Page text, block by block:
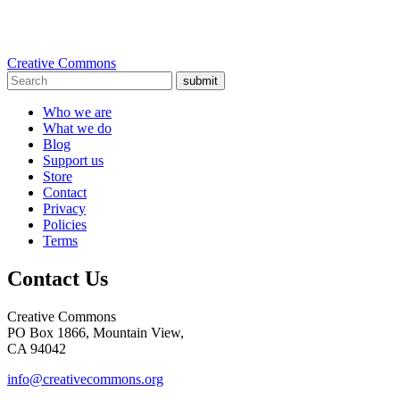
Creative Commons
submit
Who we are
What we do
Blog
Support us
Store
Contact
Privacy
Policies
Terms
Contact Us
Creative Commons
PO Box 1866, Mountain View,
CA 94042
info@creativecommons.org